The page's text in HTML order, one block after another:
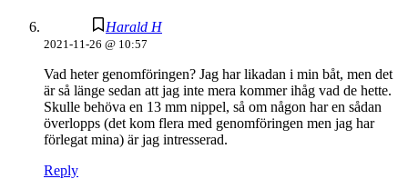
Harald H
2021-11-26 @ 10:57
Vad heter genomföringen? Jag har likadan i min båt, men det
är så länge sedan att jag inte mera kommer ihåg vad de hette.
Skulle behöva en 13 mm nippel, så om någon har en sådan
överlopps (det kom flera med genomföringen men jag har
förlegat mina) är jag intresserad.
Reply